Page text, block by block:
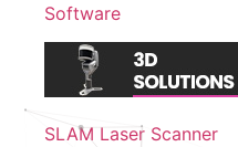
Software
SLAM Laser Scanner